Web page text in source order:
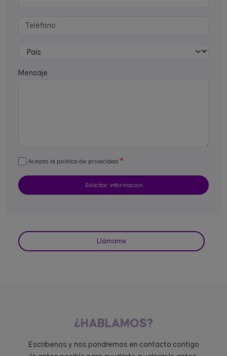
Mensaje
Acepto la política de privacidad
Llámame
¿HABLAMOS?
Escríbenos y nos pondremos en contacto contigo